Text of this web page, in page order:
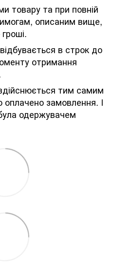
товару та при повній
описаним вище,
в строк до
отримання
тим самим
замовлення. І
одержувачем